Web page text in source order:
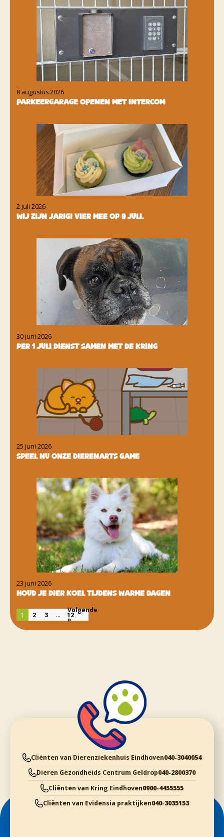
8 augustus 2026
Parkeergarage openen met intercom
2 juli 2026
Wij zijn jarig! Vier mee op 9 juli.
30 juni 2026
Per 1 juli dienst samen met de Kring
25 juni 2026
Speel nu onze dierenarts game
23 juni 2026
Houd je dier koel tijdens warme dagen
1 2 3 … 12
Volgende
»
Cliënten van Dierenziekenhuis Eindhoven040-3040054
Dieren Gezondheids Centrum Geldrop040-2800370
Cliënten van Kring Eindhoven0900-4455555
Cliënten van Evidensia praktijken040-3035153